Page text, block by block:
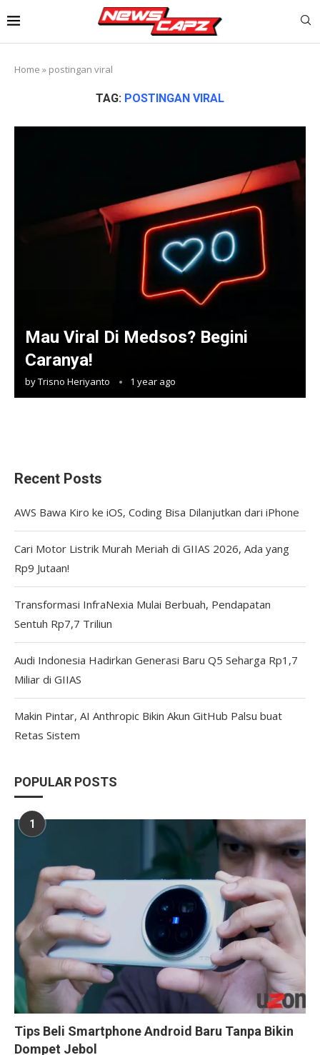
Home » postingan viral
TAG: POSTINGAN VIRAL
Mau Viral Di Medsos? Begini
Caranya!
byTrisno Heriyanto 1 year ago
Recent Posts
AWS Bawa Kiro ke iOS, Coding Bisa Dilanjutkan dari iPhone
Cari Motor Listrik Murah Meriah di GIIAS 2026, Ada yang
Rp9 Jutaan!
Transformasi InfraNexia Mulai Berbuah, Pendapatan
Sentuh Rp7,7 Triliun
Audi Indonesia Hadirkan Generasi Baru Q5 Seharga Rp1,7
Miliar di GIIAS
Makin Pintar, AI Anthropic Bikin Akun GitHub Palsu buat
Retas Sistem
POPULAR POSTS
1
Tips Beli Smartphone Android Baru Tanpa Bikin
Dompet Jebol